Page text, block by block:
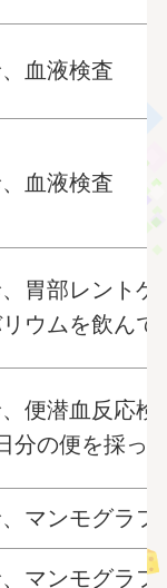
血液検査
血液検査
胃部レントゲ
ウムを飲んで
便潜血反応検
分の便を採っ
マンモグラフ
マンモグラフ